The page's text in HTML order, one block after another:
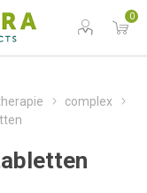
0
complex